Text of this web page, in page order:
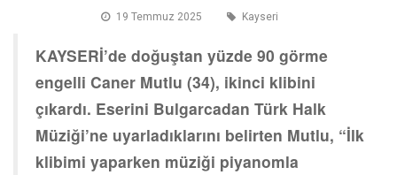
19 Temmuz 2025 Kayseri
KAYSERİ’de doğuştan yüzde 90 görme
engelli Caner Mutlu (34), ikinci klibini
çıkardı. Eserini Bulgarcadan Türk Halk
Müziği’ne uyarladıklarını belirten Mutlu, “İlk
klibimi yaparken müziği piyanomla